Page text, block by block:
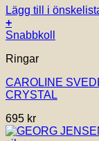
Lägg till i
+
Snabbkoll
Ringar
CAROLINE
CRYSTAL
695 kr